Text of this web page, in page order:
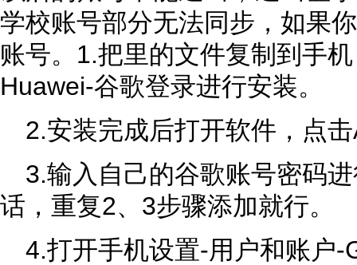
学校账号部分无法同步，如果
账号。1.把里的文件复制到手
Huawei-谷歌登录进行安装。
2.安装完成后打开软件，点
3.输入自己的谷歌账号密码
话，重复2、3步骤添加就行。
4.打开手机设置-用户和账户-